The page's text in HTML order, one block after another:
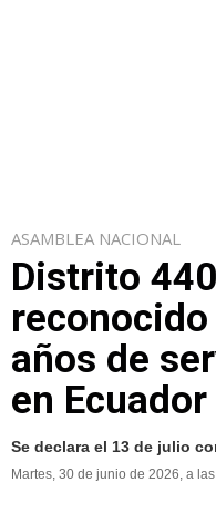
ASAMBLEA NACIONAL
Distrito
años de
en Ecuador
Se declara el 13 de julio
Martes, 30 de junio de 2026, a